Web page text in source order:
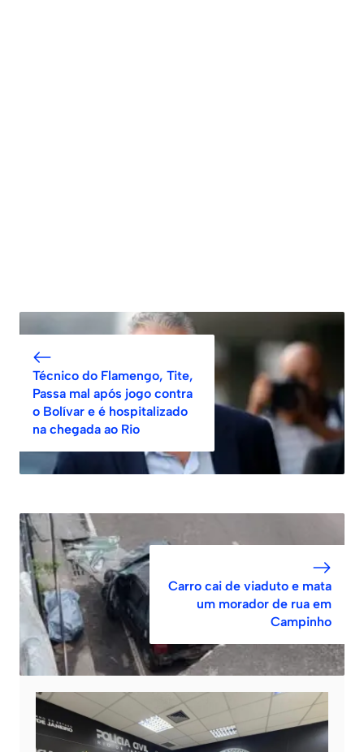
Técnico do Flamengo, Tite,
Passa mal após jogo contra
o Bolívar e é hospitalizado
na chegada ao Rio
Carro cai de viaduto e mata
um morador de rua em
Campinho